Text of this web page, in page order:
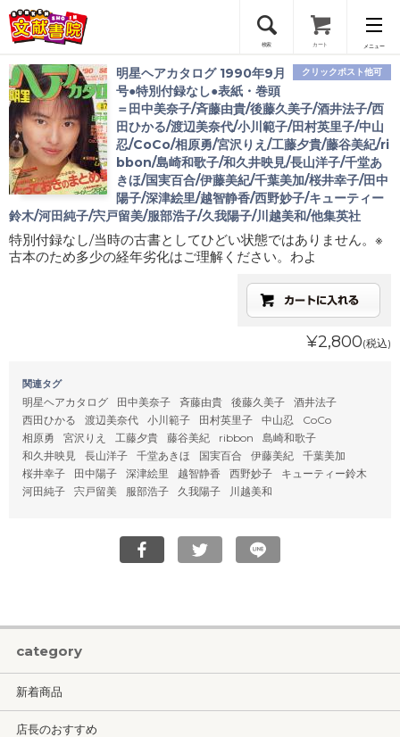
検索 カート メニュー
会員登録
ログイン
クリックポスト他可
明星ヘアカタログ 1990年9月
号●特別付録なし●表紙・巻頭
＝田中美奈子/斉藤由貴/後藤久美子/酒井法子/西
田ひかる/渡辺美奈代/小川範子/田村英里子/中山
忍/CoCo/相原勇/宮沢りえ/工藤夕貴/藤谷美紀/ri
bbon/島崎和歌子/和久井映見/長山洋子/千堂あ
きほ/国実百合/伊藤美紀/千葉美加/桜井幸子/田中
陽子/深津絵里/越智静香/西野妙子/キューティー
鈴木/河田純子/宍戸留美/服部浩子/久我陽子/川越美和/他集英社
特別付録なし/当時の古書としてひどい状態ではありません。※
古本のため多少の経年劣化はご理解ください。わよ
¥2,800(税込)
関連タグ
明星ヘアカタログ 田中美奈子 斉藤由貴 後藤久美子
酒井法子
西田ひかる
渡辺美奈代 小川範子 田村英里子 中山忍
CoCo
相原勇
宮沢りえ 工藤夕貴 藤谷美紀 ribbon
島崎和歌子
和久井映見
長山洋子 千堂あきほ 国実百合 伊藤美紀
千葉美加
桜井幸子
田中陽子 深津絵里 越智静香 西野妙子
キューティー鈴木
河田純子
宍戸留美 服部浩子 久我陽子 川越美和
category
新着商品
店長のおすすめ